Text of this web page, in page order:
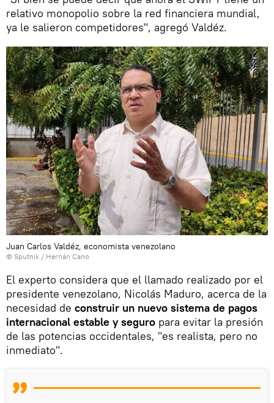
relativo monopolio sobre la red financiera mundial,
ya le salieron competidores", agregó Valdéz.
Juan Carlos Valdéz, economista venezolano
© Sputnik / Hernán Cano
El experto considera que el llamado realizado por el
presidente venezolano, Nicolás Maduro, acerca de la
necesidad de construir un nuevo sistema de pagos
internacional estable y seguro para evitar la presión
de las potencias occidentales, "es realista, pero no
inmediato".